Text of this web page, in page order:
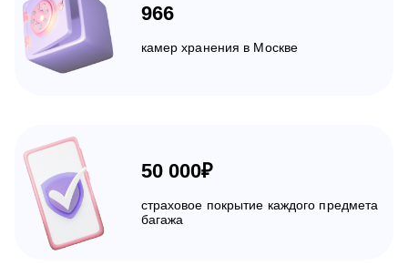
966
камер хранения в Москве
50 000₽
страховое покрытие каждого предмета
багажа